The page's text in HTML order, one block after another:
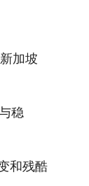
加坡
稳
和残酷